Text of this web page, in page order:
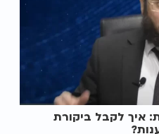
איך לקבל ביקורת